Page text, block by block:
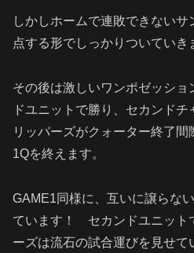
しかしホームで連敗できない
点する形でしっかりついていき
その後は激しいワンポゼッシ
ドユニットで勝り、セカンド
リッパーズがクォーター終了間
1Qを終えます。
GAME1同様に、互いに譲らな
ています！ セカンドユニット
ーズは流石の試合運びを見せて